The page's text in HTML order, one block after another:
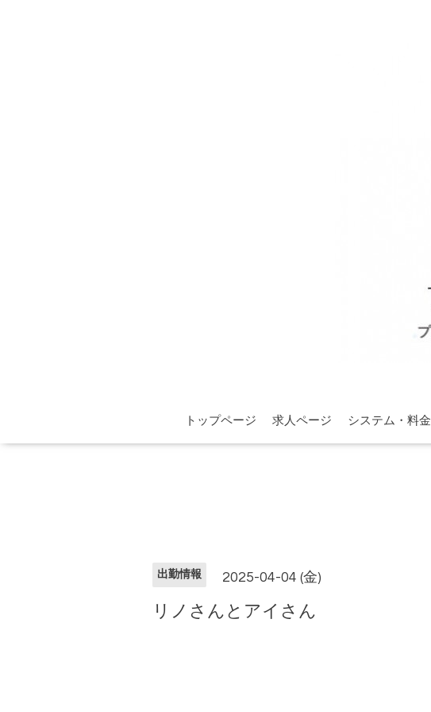
トップページ 求人ページ システム・料金
出勤情報 2025-04-04 (金)
リノさんとアイさん